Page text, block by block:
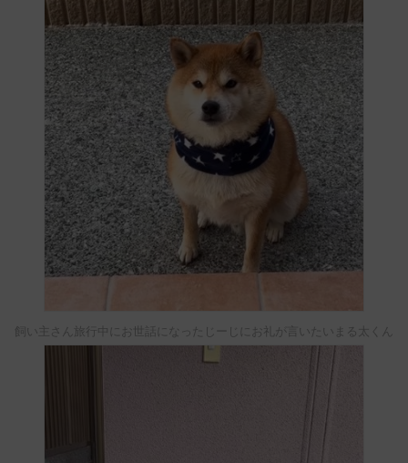
飼い主さん旅行中にお世話になったじーじにお礼が言いたいまる太くん